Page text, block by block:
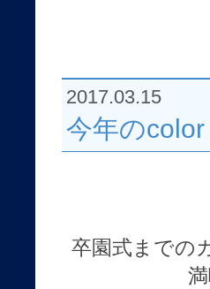
2017.03.15
今年の
卒園式までの